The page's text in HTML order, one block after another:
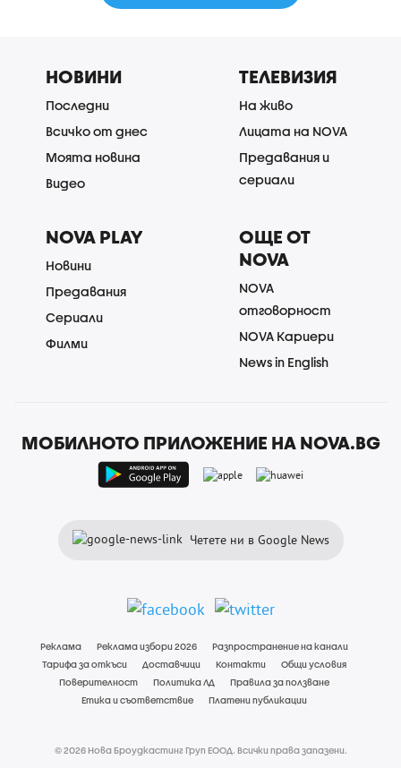
НОВИНИ
Последни
Всичко от днес
Моята новина
Видео
ТЕЛЕВИЗИЯ
На живо
Лицата на NOVA
Предавания и
сериали
NOVA PLAY
Новини
Предавания
Сериали
Филми
ОЩЕ ОТ
NOVA
NOVA
отговорност
NOVA Кариери
News in English
МОБИЛНОТО ПРИЛОЖЕНИЕ НА NOVA.BG
Четете ни в Google News
Реклама Реклама избори 2026
Разпространение на канали
Тарифа за откъси
Доставчици Контакти
Общи условия
Поверителност
Политика ЛД
Правила за ползване
Етика и съответствие
Платени публикации
© 2026 Нова Броудкастинг Груп ЕООД. Всички права запазени.